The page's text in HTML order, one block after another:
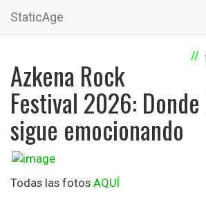
StaticAge
Azkena Rock
Festival 2026:
sigue emocionando
Todas las fotos AQUÍ